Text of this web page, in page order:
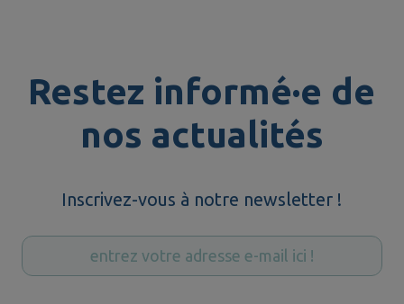
Restez informé·e de
nos actualités
Inscrivez-vous à notre newsletter !